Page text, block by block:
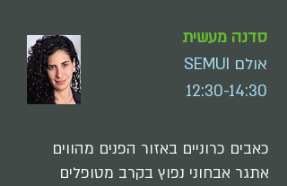
סדנה מעשית
אולם SEMUI
12:30-14:30
כאבים כרוניים באזור הפנים מהווים
אתגר אבחוני נפוץ בקרב מטופלים